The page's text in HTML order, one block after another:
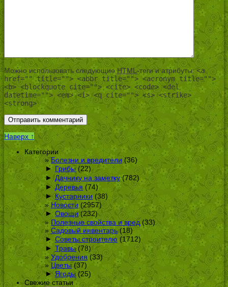
Можно использовать следующиеHTML-теги и атрибуты:<a
href="" title=""> <abbr title=""> <acronym title="">
<b> <blockquote cite=""> <cite> <code> <del
datetime=""> <em> <i> <q cite=""> <s> <strike>
<strong>
Наверх ↑
Категории
Болезни и вредители(36)
► Грибы(22)
► Дачнику на заметку(782)
► Деревья (74)
► Кустарники (38)
Новости(2957)
► Овощи(232)
Полезные свойства и вред(33)
Садовый инвентарь(18)
► Советы строителю(1712)
► Травы(78)
Удобрения(33)
Цветы(37)
► Ягоды(25)
Свежие статьи